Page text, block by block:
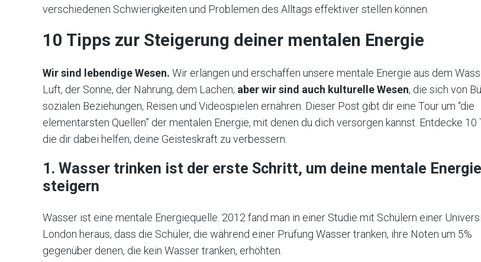
verschiedenen Schwierigkeiten und Problemen des Alltags effektiver stellen können.
10 Tipps zur Steigerung deiner mentalen Energie
Wir sind lebendige Wesen. Wir erlangen und erschaffen unsere mentale Energie aus dem
Luft, der Sonne, der Nahrung, dem Lachen; aber wir sind auch kulturelle Wesen, die sich von
sozialen Beziehungen, Reisen und Videospielen ernähren. Dieser Post gibt dir eine Tour um “die
elementarsten Quellen” der mentalen Energie, mit denen du dich versorgen kannst. Entdecke 10
die dir dabei helfen, deine Geisteskraft zu verbessern:
1. Wasser trinken ist der erste Schritt, um deine mentale
steigern
Wasser ist eine mentale Energiequelle. 2012 fand man in einer Studie mit Schülern einer
London heraus, dass die Schüler, die während einer Prüfung Wasser tranken, ihre Noten um 5%
gegenüber denen, die kein Wasser tranken, erhöhten.